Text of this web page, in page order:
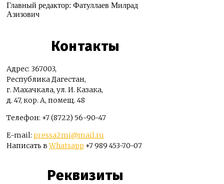
Главный редактор: Фатуллаев Милрад
Азизович
Контакты
Адрес: 367003,
Республика Дагестан,
г. Махачкала, ул. И. Казака,
д. 47, кор. А, помещ. 48
Телефон: +7 (8722) 56-90-47
E-mail: pressa2mi@mail.ru
Написать вWhatsapp +7 989 453-70-07
Реквизиты